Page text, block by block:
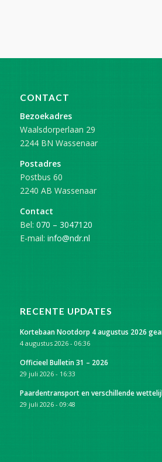
CONTACT
Bezoekadres
Waalsdorperlaan 29
2244 BN Wassenaar
Postadres
Postbus 60
2240 AB Wassenaar
Contact
Bel: 070 – 3047120
E-mail: info@ndr.nl
RECENTE UPDATES
Kortebaan Nootdorp 4 augustus 2026
4 augustus 2026 - 06:36
Officieel Bulletin 31 – 2026
29 juli 2026 - 16:33
Paardentransport en verschillende
29 juli 2026 - 09:48